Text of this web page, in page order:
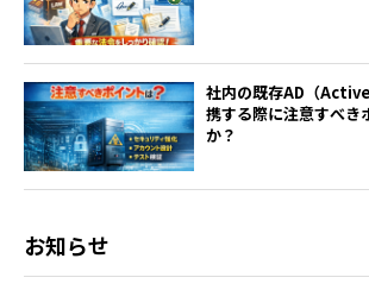
社内の既存AD（
携する際に注意すべき
か？
お知らせ